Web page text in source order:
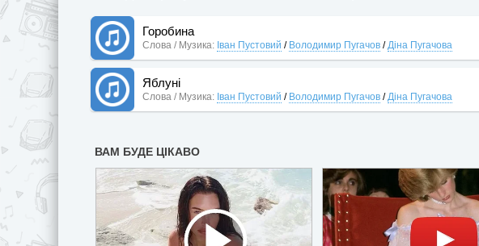
Горобина
Слова / Музика: Іван Пустовий / Володимир Пугачов /Діна Пугачова
Яблуні
Слова / Музика: Іван Пустовий / Володимир Пугачов /Діна Пугачова